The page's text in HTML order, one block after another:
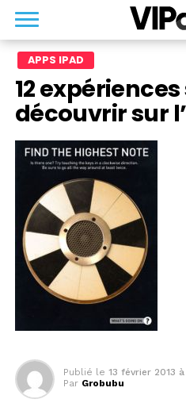
APPS IPAD
12
découvrir sur
Publié le 13 février 2013 à
Par Grobubu